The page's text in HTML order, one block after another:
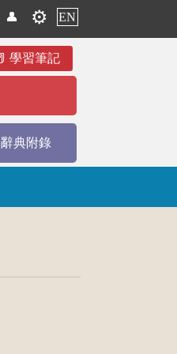
👤 ⚙️ EN
學習筆記
辭典附錄